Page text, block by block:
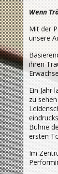
Wenn
Mit der
unsere
ihren
Ein Jahr
zu
Bühne
ersten
Im